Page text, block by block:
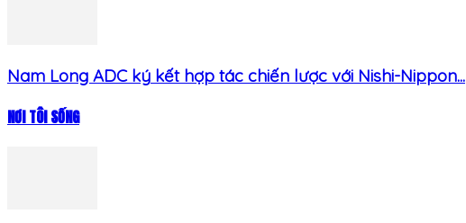
Nam Long ADC ký kết hợp tác chiến lược với Nishi-Nippon...
NƠI TÔI SỐNG